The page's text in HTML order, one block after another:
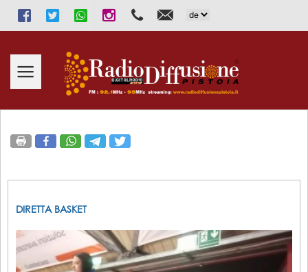
FacebookTwitter WhatsAppInstagram333.2913131
DIRETTA BASKET